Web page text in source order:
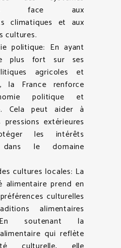
face aux
climatiques et aux
cultures.
politique: En ayant
plus fort sur ses
agricoles et
la France renforce
politique et
Cela peut aider à
extérieures
les intérêts
dans le domaine
cultures locales: La
alimentaire prend en
culturelles
alimentaires
soutenant la
qui reflète